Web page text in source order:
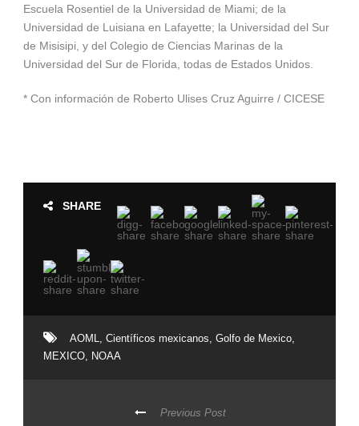
Escuela Rosentiel de la Universidad de Miami; de la
Universidad de Luisiana en Lafayette; la Universidad del Sur
de Misisipi, y del Colegio de Ciencias Marinas de la
Universidad del Sur de Florida, todas de Estados Unidos.
* Con información de Roberto Ulises Cruz Aguirre / CICESE
SHARE
AOML Científicos mexicanos Golfo de Mexico
MEXICO
NOAA
Previous Post